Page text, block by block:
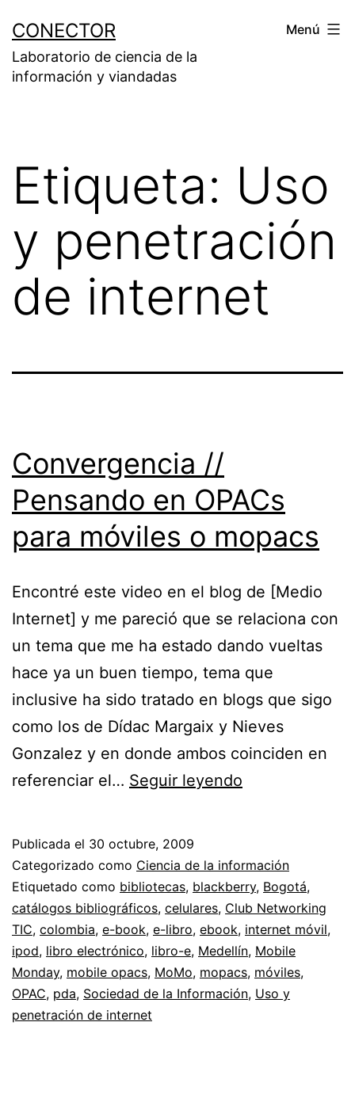
contenido
CONECTOR
Laboratorio de ciencia de la
información y viandadas
Menú
Etiqueta: Uso
y penetración
de internet
Convergencia //
Pensando en OPACs
para móviles o mopacs
Encontré este video en el blog de [Medio
Internet] y me pareció que se relaciona con
un tema que me ha estado dando vueltas
hace ya un buen tiempo, tema que
inclusive ha sido tratado en blogs que sigo
como los de Dídac Margaix y Nieves
Gonzalez y en donde ambos coinciden en
referenciar el… Seguir leyendo
en
OPACs
para
móviles
o
mopacs
Publicada el 30 octubre, 2009
Categorizado como Ciencia de la información
Etiquetado como bibliotecas, blackberry, Bogotá,
catálogos bibliográficos, celulares, Club Networking
TIC, colombia, e-book, e-libro, ebook, internet móvil,
ipod, libro electrónico, libro-e, Medellín, Mobile
Monday, mobile opacs, MoMo, mopacs, móviles,
OPAC, pda, Sociedad de la Información, Uso y
penetración de internet